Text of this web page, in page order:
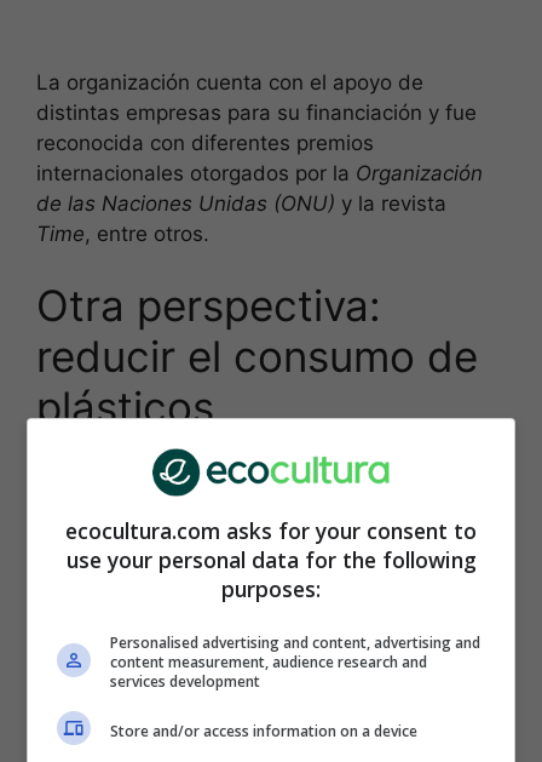
La organización cuenta con el apoyo de
distintas empresas para su financiación y fue
reconocida con diferentes premios
internacionales otorgados por la Organización
de las Naciones Unidas (ONU) y la revista
Time, entre otros.
Otra perspectiva:
reducir el consumo de
plásticos
Ante la acción de las organizaciones que se
dedican a limpiar el océano, hay otras
posiciones que enfocan el problema
relacionándolo a labaja del consumo de
En el contexto actual, organizaciones
ambientalistas comoGreenpeace
el crecimiento de las islas de basura continuará
en alza si no cambiamos el modelo actual de
ecocultura.com asks for your consent to
use your personal data for the following
purposes:
Personalised advertising and content, advertising and
content measurement, audience research and
services development
Store and/or access information on a device